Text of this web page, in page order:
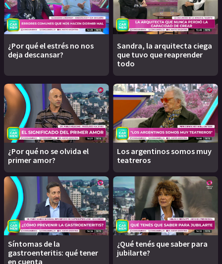
¿Por qué el estrés no nos
deja descansar?
Sandra, la arquitecta ciega
que tuvo que reaprender
todo
¿Por qué no se olvida el
primer amor?
Los argentinos somos muy
teatreros
Síntomas de la
gastroenteritis: qué tener
en cuenta
¿Qué tenés que saber para
jubilarte?